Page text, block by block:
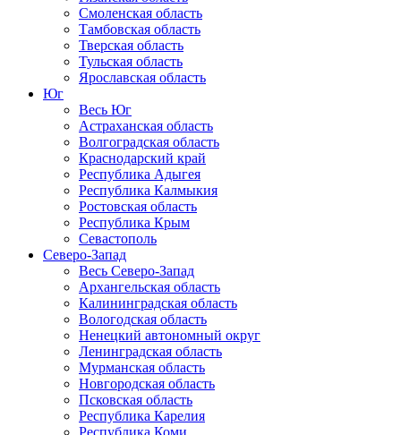
Смоленская область
Тамбовская область
Тверская область
Тульская область
Ярославская область
Юг
Весь Юг
Астраханская область
Волгоградская область
Краснодарский край
Республика Адыгея
Республика Калмыкия
Ростовская область
Республика Крым
Севастополь
Северо-Запад
Весь Северо-Запад
Архангельская область
Калининградская область
Вологодская область
Ненецкий автономный округ
Ленинградская область
Мурманская область
Новгородская область
Псковская область
Республика Карелия
Республика Коми